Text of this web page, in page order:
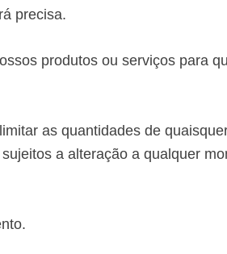
precisa.
produtos ou serviços para
as quantidades de
a alteração a qualquer